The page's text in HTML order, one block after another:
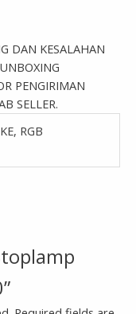
DAN KESALAHAN
PENGIRIMAN
SELLER.
RGB